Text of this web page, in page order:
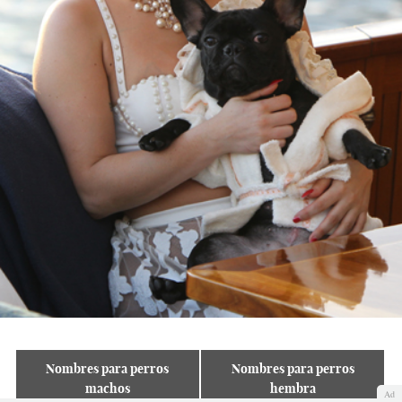
Nombres para perros
machos
Nombres para perros
hembra
Ad